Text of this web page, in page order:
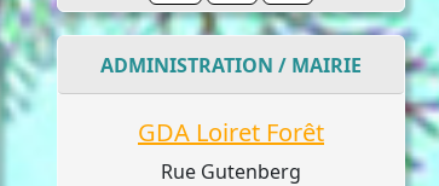
ADMINISTRATION / MAIRIE
GDA Loiret Forêt
Rue Gutenberg